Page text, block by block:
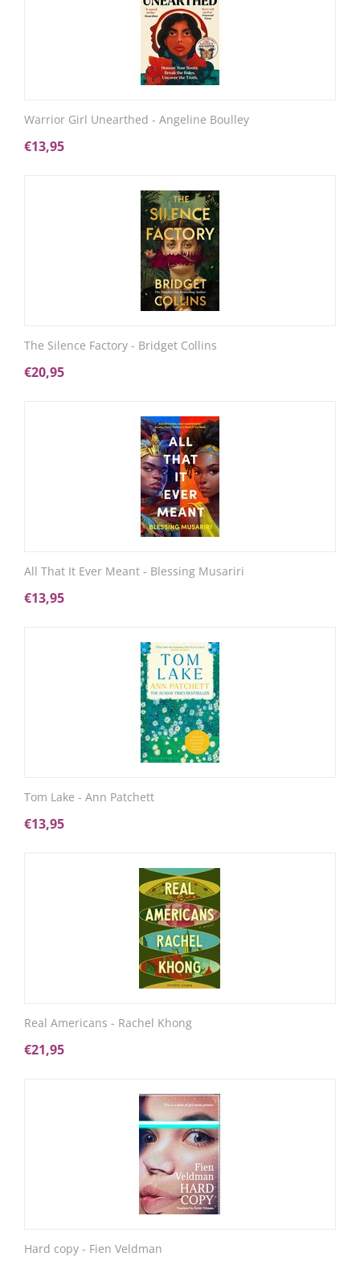
Warrior Girl Unearthed - Angeline Boulley
€13,95
The Silence Factory - Bridget Collins
€20,95
All That It Ever Meant - Blessing Musariri
€13,95
Tom Lake - Ann Patchett
€13,95
Real Americans - Rachel Khong
€21,95
Hard copy - Fien Veldman